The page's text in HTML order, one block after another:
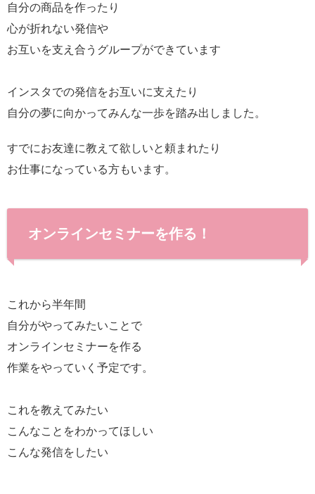
自分の商品を作ったり
心が折れない発信や
お互いを支え合うグループができています
インスタでの発信をお互いに支えたり
自分の夢に向かってみんな一歩を踏み出しました。
すでにお友達に教えて欲しいと頼まれたり
お仕事になっている方もいます。
オンラインセミナーを作る！
これから半年間
自分がやってみたいことで
オンラインセミナーを作る
作業をやっていく予定です。
これを教えてみたい
こんなことをわかってほしい
こんな発信をしたい